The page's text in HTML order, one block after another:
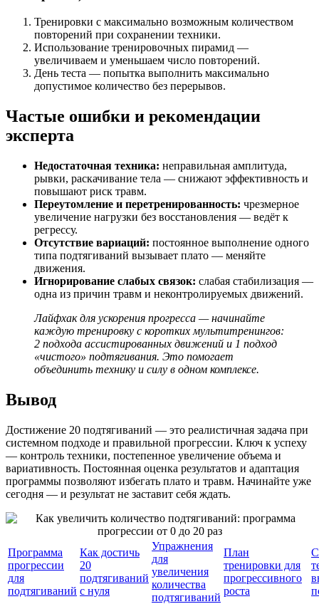
Тренировки с максимально возможным количеством
повторений при сохранении техники.
Использование тренировочных пирамид —
увеличиваем и уменьшаем число повторений.
День теста — попытка выполнить максимально
допустимое количество без перерывов.
Частые ошибки и рекомендации
эксперта
Недостаточная техника: неправильная амплитуда,
рывки, раскачивание тела — снижают эффективность и
повышают риск травм.
Переутомление и перетренированность: чрезмерное
увеличение нагрузки без восстановления — ведёт к
регрессу.
Отсутствие вариаций: постоянное выполнение одного
типа подтягиваний вызывает плато — меняйте
движения.
Игнорирование слабых связок: слабая стабилизация —
одна из причин травм и неконтролируемых движений.
Лайфхак для ускорения прогресса — начинайте
каждую тренировку с коротких мультитренингов:
2 подхода ассистированных движений и 1 подход
«чистого» подтягивания. Это помогает
объединить технику и силу в одном комплексе.
Вывод
Достижение 20 подтягиваний — это реалистичная задача при
системном подходе и правильной прогрессии. Ключ к успеху
— контроль техники, постепенное увеличение объема и
вариативность. Постоянная оценка результатов и адаптация
программы позволяют избегать плато и травм. Начинайте уже
сегодня — и результат не заставит себя ждать.
Программа
прогрессии
для
подтягиваний
Как достичь
20
подтягиваний
с нуля
Упражнения
для
увеличения
количества
подтягиваний
План
тренировки для
прогрессивного
роста